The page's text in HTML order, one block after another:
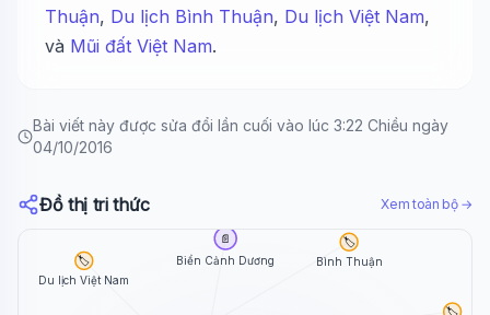
Thuận, Du lịch Bình Thuận, Du lịch Việt Nam,
và Mũi đất Việt Nam.
Bài viết này được sửa đổi lần cuối vào lúc 3:22 Chiều ngày
04/10/2016
Đồ thị tri thức Xem toàn bộ →
Biển Cảnh Dương
📄
Bình Thuận
🏷️
Du lịch Việt Nam
🏷️
🏷️